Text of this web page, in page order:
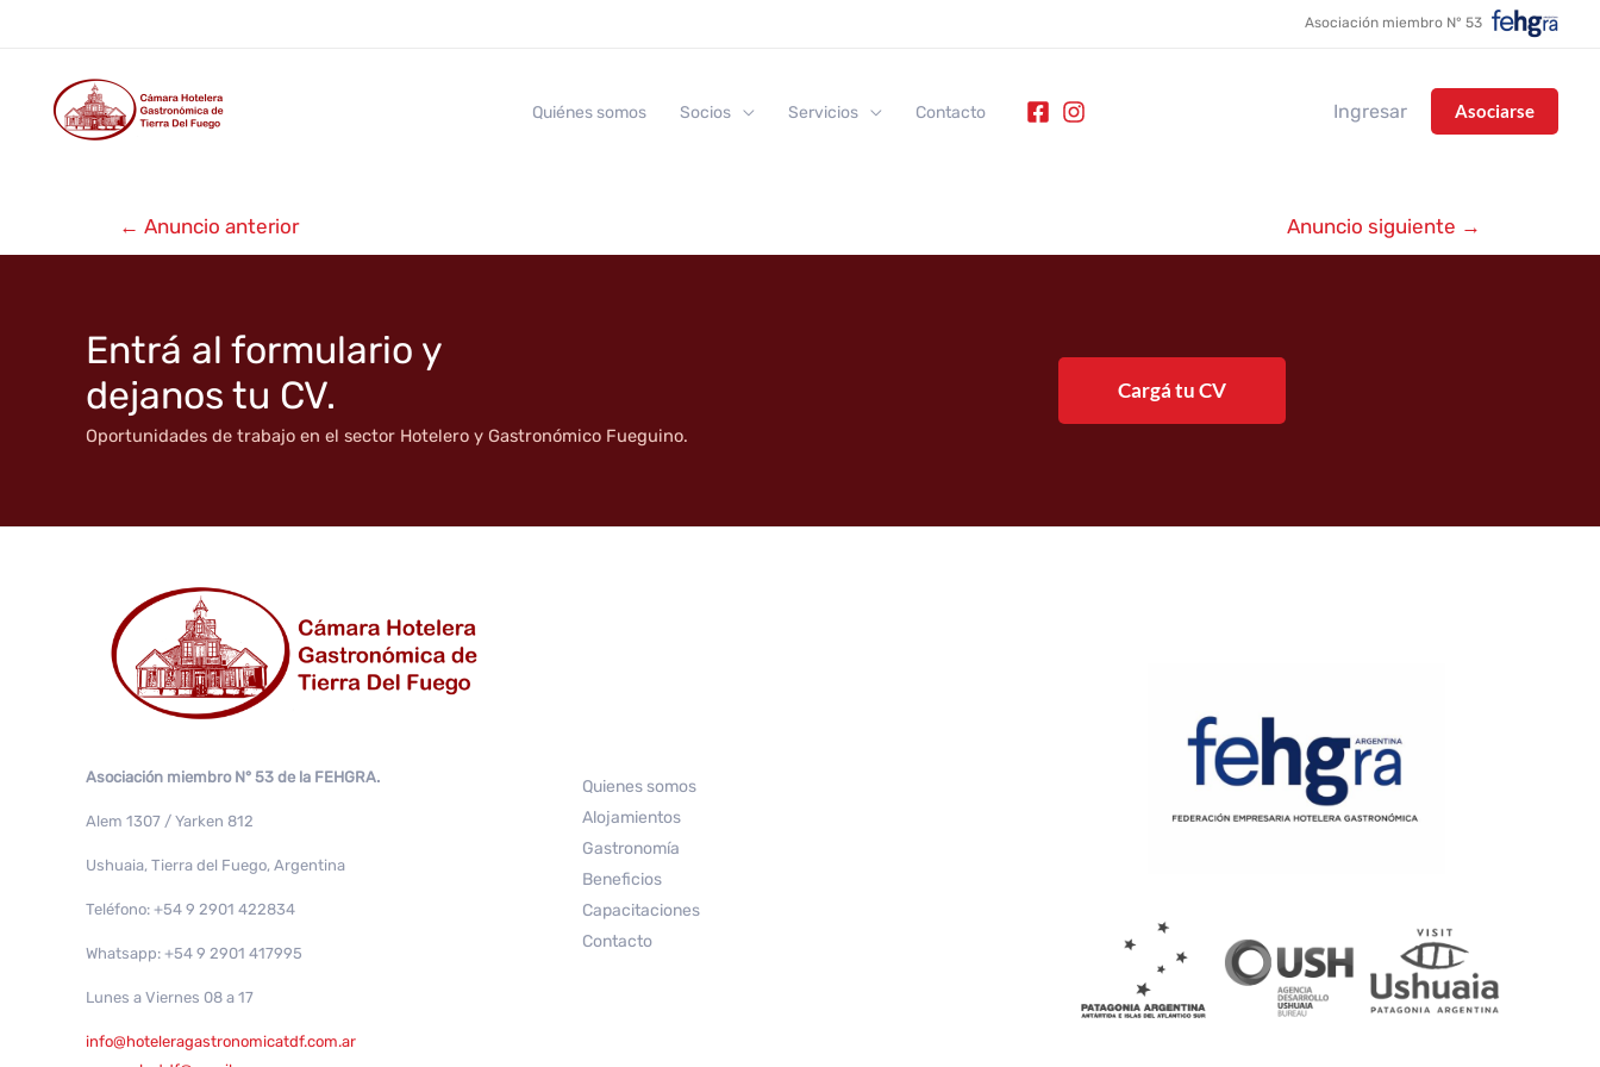
contenido
Asociación miembro N° 53
Quiénes somos Socios Servicios Contacto Ingresar Asociarse
Navegación
de
← Anuncio anterior Anuncio siguiente →
Entrá al formulario y
dejanos tu CV.
Oportunidades de trabajo en el sector Hotelero y Gastronómico Fueguino.
Cargá tu CV
Asociación miembro N° 53 de la FEHGRA.
Alem 1307 / Yarken 812
Ushuaia, Tierra del Fuego, Argentina
Teléfono: +54 9 2901 422834
Whatsapp: +54 9 2901 417995
Lunes a Viernes 08 a 17
info@hoteleragastronomicatdf.com.ar
Quienes somos
Alojamientos
Gastronomía
Beneficios
Capacitaciones
Contacto